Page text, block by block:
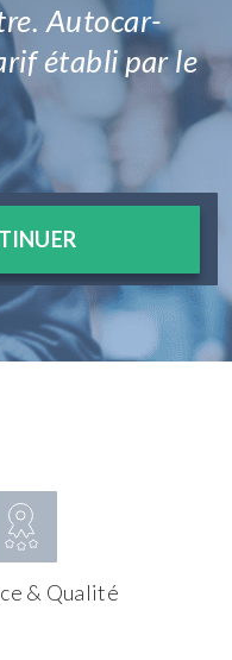
Autocar-
établi par le
& Qualité